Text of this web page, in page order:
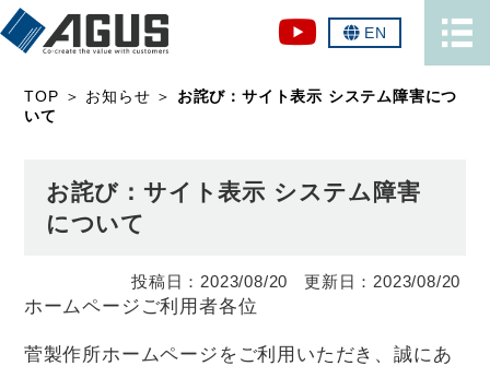
EN
TOP ＞ お知らせ ＞ お詫び：サイト表示 システム障害につ
いて
お詫び：サイト表示 システム障害
について
2023/08/20 2023/08/20
ホームページご利用者各位
菅製作所ホームページをご利用いただき、誠にあ